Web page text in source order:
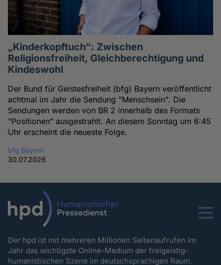
„Kinderkopftuch“: Zwischen
Religionsfreiheit, Gleichberechtigung und
Kindeswohl
Der Bund für Geistesfreiheit (bfg) Bayern veröffentlicht
achtmal im Jahr die Sendung "Menschsein". Die
Sendungen werden von BR 2 innerhalb des Formats
"Positionen" ausgestrahlt. An diesem Sonntag um 6:45
Uhr erscheint die neueste Folge.
bfg Bayern
30.07.2026
Menu
Der hpd ist mit mehreren Millionen Seitenaufrufen im
Jahr das wichtigste Online-Medium der freigeistig-
humanistischen Szene im deutschsprachigen Raum.